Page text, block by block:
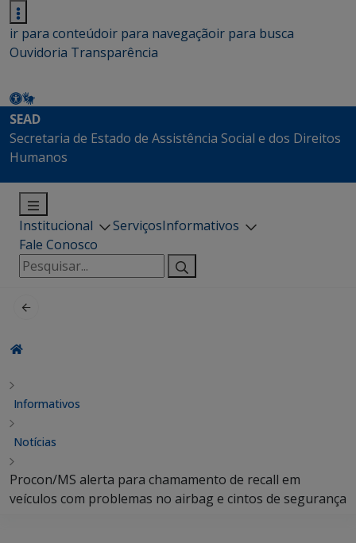
ir para conteúdoir para navegaçãoir para busca
Ouvidoria Transparência
SEAD
Secretaria de Estado de Assistência Social e dos Direitos
Humanos
Institucional ServiçosInformativos
Fale Conosco
Pesquisar
por:
Informativos
Notícias
Procon/MS alerta para chamamento de recall em
veículos com problemas no airbag e cintos de segurança